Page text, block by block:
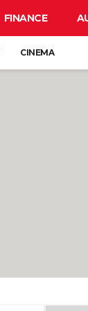
FINANCE
CINEMA